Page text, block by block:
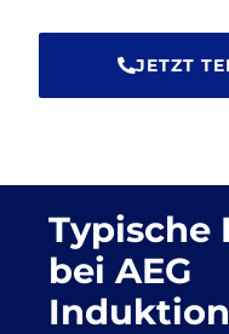
JETZT
Typische
bei AEG